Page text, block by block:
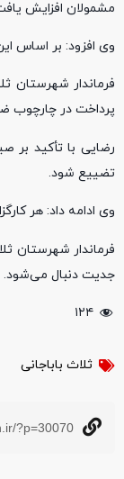
مشمولان افزایش
وی افزود: بر اساس این تصمیم،
فرماندار شهرستان
پرداخت در چارچوب
رضایی با تأکید بر
تضییع شود.
وی ادامه داد: هر
فرماندار شهرستان
جدیت دنبال می‌شود.
۱۲۴
ثلاث باباجانی
?p=30070